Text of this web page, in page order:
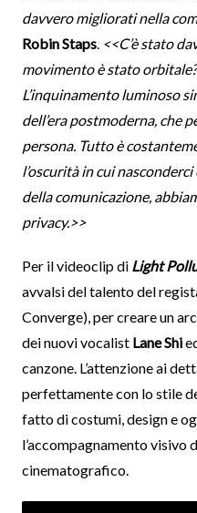
davvero migliorati nella
Robin Staps.<<C’è stato
movimento è stato
L’inquinamento luminoso
dell’era postmoderna, che
persona. Tutto è
l’oscurità in cui
della comunicazione,
privacy.>>
Per il videoclip di Light
avvalsi del talento del
Converge), per creare un
dei nuovi vocalist Lane Shi
canzone. L’attenzione ai
perfettamente con lo stile
fatto di costumi, design e
l’accompagnamento visivo
cinematografico.